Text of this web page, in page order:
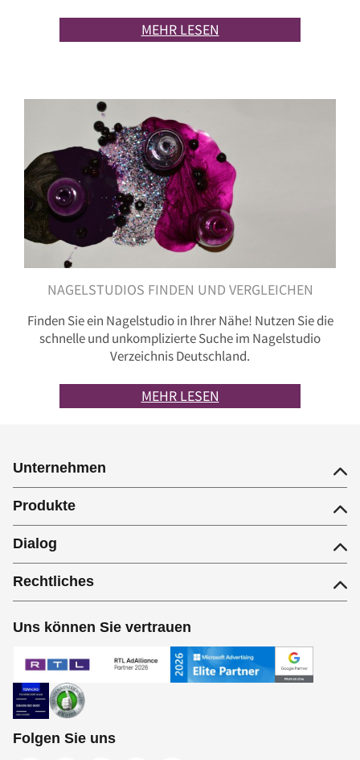
MEHR LESEN
NAGELSTUDIOS FINDEN UND VERGLEICHEN
Finden Sie ein Nagelstudio in Ihrer Nähe! Nutzen Sie die
schnelle und unkomplizierte Suche im Nagelstudio
Verzeichnis Deutschland.
MEHR LESEN
Unternehmen
Produkte
Dialog
Rechtliches
Uns können Sie vertrauen
Folgen Sie uns